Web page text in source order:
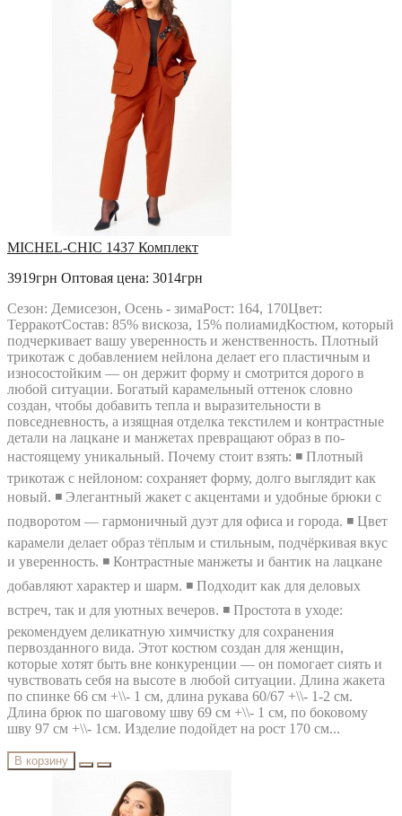
MICHEL-CHIC 1437 Комплект
3919грн Оптовая цена: 3014грн
Сезон: Демисезон, Осень - зимаРост: 164, 170Цвет:
ТерракотСостав: 85% вискоза, 15% полиамидКостюм, который
подчеркивает вашу уверенность и женственность. Плотный
трикотаж с добавлением нейлона делает его пластичным и
износостойким — он держит форму и смотрится дорого в
любой ситуации. Богатый карамельный оттенок словно
создан, чтобы добавить тепла и выразительности в
повседневность, а изящная отделка текстилем и контрастные
детали на лацкане и манжетах превращают образ в по-
настоящему уникальный. Почему стоит взять: ◾ Плотный
трикотаж с нейлоном: сохраняет форму, долго выглядит как
новый. ◾ Элегантный жакет с акцентами и удобные брюки с
подворотом — гармоничный дуэт для офиса и города. ◾ Цвет
карамели делает образ тёплым и стильным, подчёркивая вкус
и уверенность. ◾ Контрастные манжеты и бантик на лацкане
добавляют характер и шарм. ◾ Подходит как для деловых
встреч, так и для уютных вечеров. ◾ Простота в уходе:
рекомендуем деликатную химчистку для сохранения
первозданного вида. Этот костюм создан для женщин,
которые хотят быть вне конкуренции — он помогает сиять и
чувствовать себя на высоте в любой ситуации. Длина жакета
по спинке 66 см +\\- 1 см, длина рукава 60/67 +\\- 1-2 см.
Длина брюк по шаговому шву 69 см +\\- 1 см, по боковому
шву 97 см +\\- 1см. Изделие подойдет на рост 170 см...
В корзину